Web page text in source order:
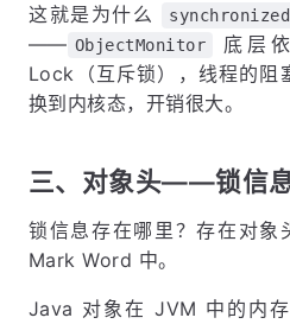
这就是为什么 synchronized
—— ObjectMonitor
底层
Lock（互斥锁），线程的阻
换到内核态，开销很大。
三、对象头——锁信
锁信息存在哪里？存在对
Mark Word 中。
Java 对象在 JVM 中的内存